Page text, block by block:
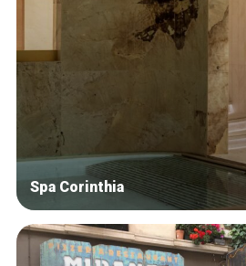
Spa Corinthia